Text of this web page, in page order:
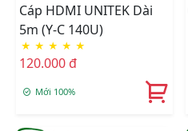
Cáp HDMI UNITEK Dài
5m (Y-C 140U)
★ ★ ★ ★ ★
120.000 đ
Mới 100%